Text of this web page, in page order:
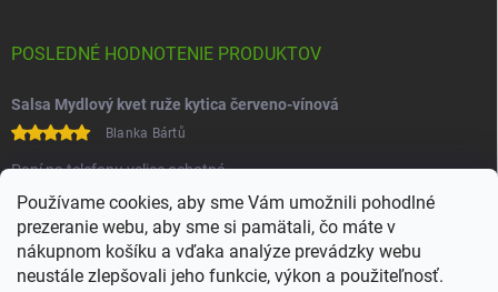
Používame cookies, aby sme Vám umožnili pohodlné
prezeranie webu, aby sme si pamätali, čo máte v
nákupnom košíku a vďaka analýze prevádzky webu
neustále zlepšovali jeho funkcie, výkon a použiteľnosť.
POSLEDNÉ HODNOTENIE PRODUKTOV
Salsa Mydlový kvet ruže kytica červeno-vínová
Blanka Bártů
Paní na telefonu velice ochotná